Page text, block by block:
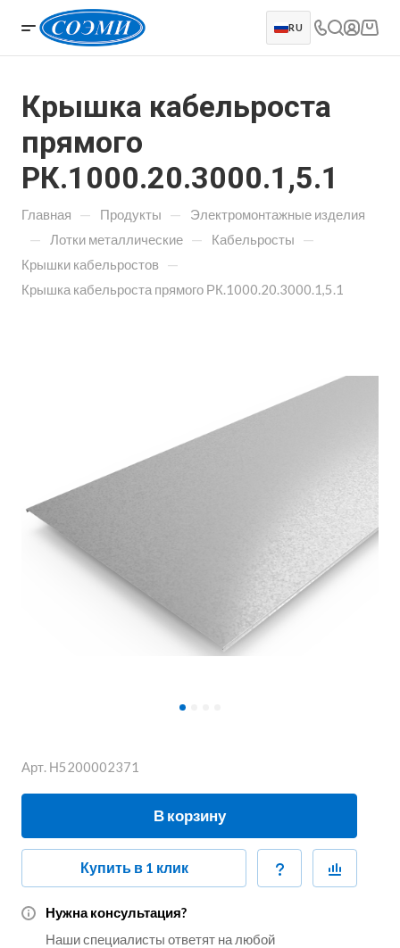
RU
Крышка кабельроста
прямого
РК.1000.20.3000.1,5.1
Главная — Продукты — Электромонтажные изделия
— Лотки металлические — Кабельросты —
Крышки кабельростов —
Крышка кабельроста прямого РК.1000.20.3000.1,5.1
Арт. Н5200002371
В корзину
Купить в 1 клик
Нужна консультация?
Наши специалисты ответят на любой